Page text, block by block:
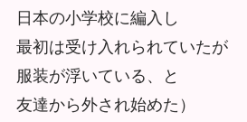
日本の小学校に編入し
最初は受け入れられていたが
服装が浮いている、と
友達から外され始めた）